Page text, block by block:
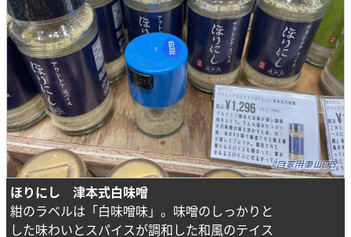
ほりにし 津本式白味噌
紺のラベルは「白味噌味」。味噌のしっかりと
した味わいとスパイスが調和した和風のテイス